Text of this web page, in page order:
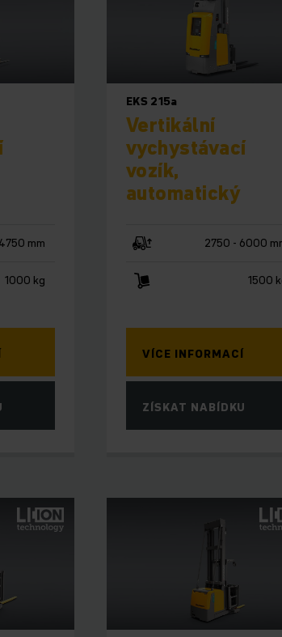
mm
1000 kg
EKS 215a
Vertikální
vychystávací
vozík,
automatický
2750 - 6000
1500
VÍCE INFORMACÍ
ZÍSKAT NABÍDKU